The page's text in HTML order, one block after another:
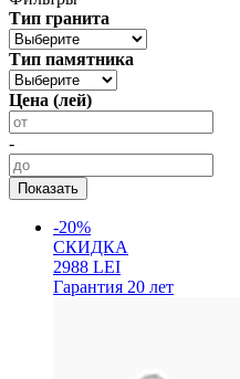
Тип гранита
Тип памятника
Цена (лей)
-
-20%
СКИДКА
2988 LEI
Гарантия 20 лет